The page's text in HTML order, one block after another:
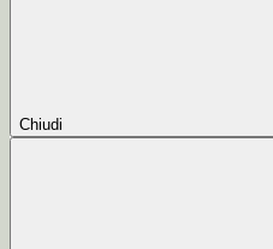
Chiudi